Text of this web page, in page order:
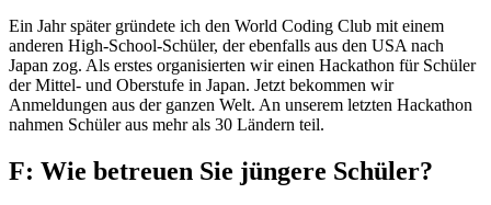
Ein Jahr später gründete ich den World Coding Club mit einem
anderen High-School-Schüler, der ebenfalls aus den USA nach
Japan zog. Als erstes organisierten wir einen Hackathon für Schüler
der Mittel- und Oberstufe in Japan. Jetzt bekommen wir
Anmeldungen aus der ganzen Welt. An unserem letzten Hackathon
nahmen Schüler aus mehr als 30 Ländern teil.
F: Wie betreuen Sie jüngere Schüler?